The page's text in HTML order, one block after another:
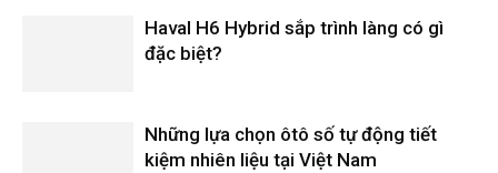
Haval H6 Hybrid sắp trình làng có gì
đặc biệt?
Những lựa chọn ôtô số tự động tiết
kiệm nhiên liệu tại Việt Nam